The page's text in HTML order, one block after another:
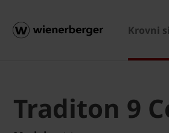
Krovni
Traditon 9